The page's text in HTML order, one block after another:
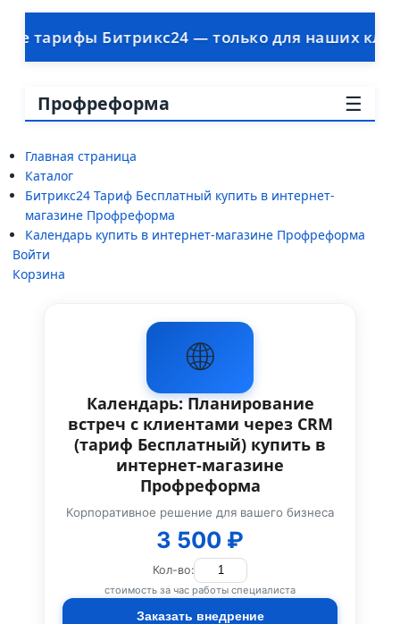
Битрикс24 — только для наших клиентов
Профреформа ☰
Главная страница
Каталог
Битрикс24 Тариф Бесплатный купить в интернет-
магазине Профреформа
Календарь купить в интернет-магазине Профреформа
Войти
Корзина
🌐
Календарь: Планирование
встреч с клиентами через CRM
(тариф Бесплатный) купить в
интернет-магазине
Профреформа
Корпоративное решение для вашего бизнеса
3 500 ₽
Кол-во:
стоимость за час работы специалиста
Заказать внедрение